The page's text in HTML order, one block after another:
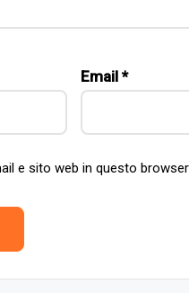
Email *
e sito web in questo